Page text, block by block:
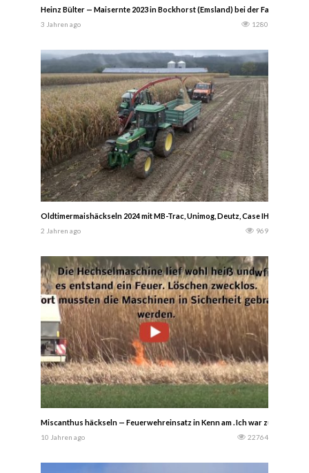
Heinz Bülter — Maisernte 2023 in Bockhorst (Emsland) bei der Familie
3 Jahren ago 1280
Oldtimermaishäckseln 2024 mit MB-Trac, Unimog, Deutz, Case IH, Fendt
2 Jahren ago 969
Miscanthus häckseln — Feuerwehreinsatz in Kenn am . Ich war zufällig vor
10 Jahren ago 22764